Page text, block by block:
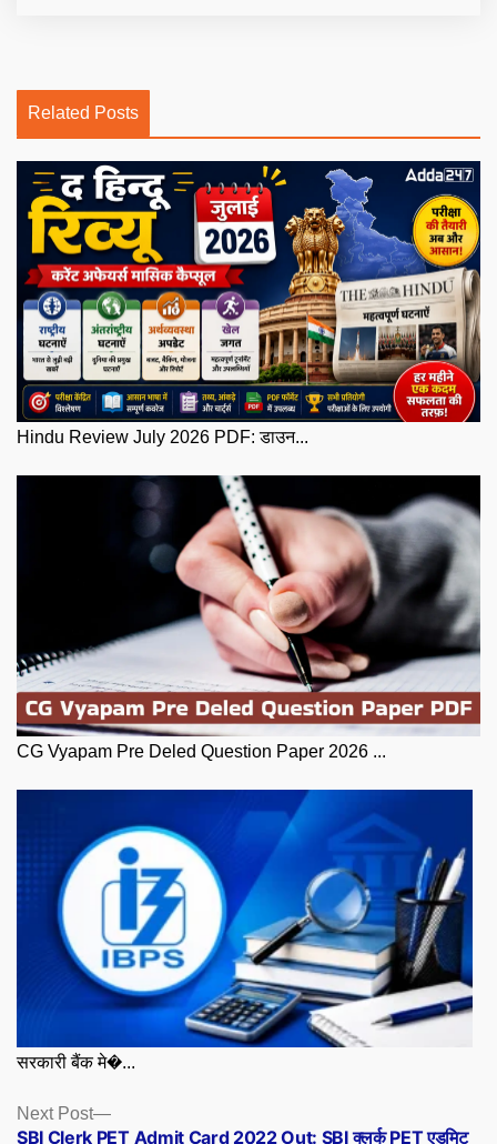
Related Posts
Hindu Review July 2026 PDF: डाउन...
CG Vyapam Pre Deled Question Paper 2026 ...
सरकारी बैंक मे�...
Posts
Next Post
Next
post:
SBI Clerk PET Admit Card 2022 Out: SBI क्लर्क PET एडमिट